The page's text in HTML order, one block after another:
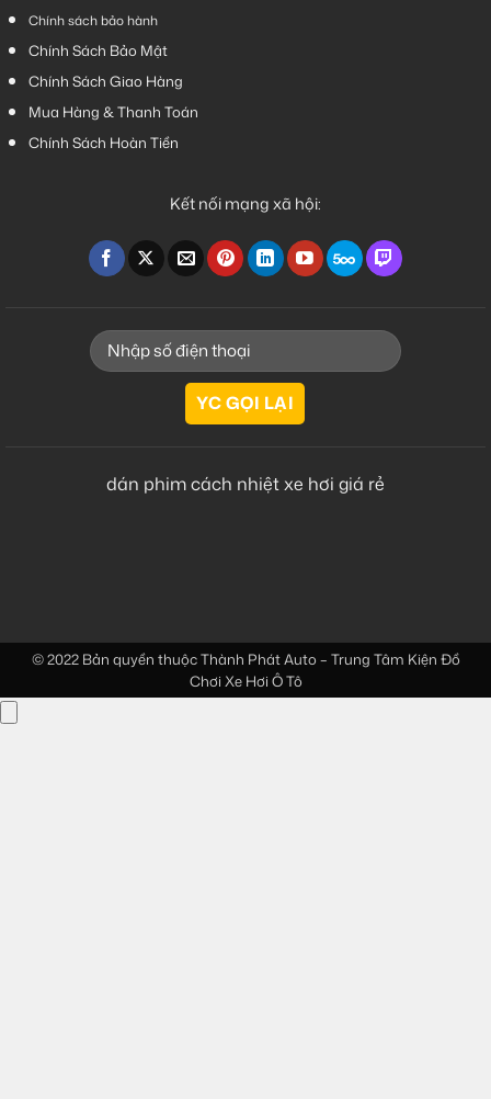
Chính sách bảo hành
Chính Sách Bảo Mật
Chính Sách Giao Hàng
Mua Hàng & Thanh Toán
Chính Sách Hoàn Tiền
Kết nối mạng xã hội:
dán phim cách nhiệt xe hơi giá rẻ
© 2022 Bản quyền thuộcThành Phát Auto – Trung Tâm Kiện Đồ
Chơi Xe Hơi Ô Tô